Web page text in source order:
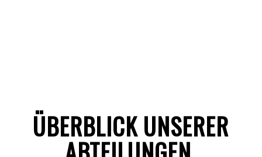
ÜBERBLICK UNSERER